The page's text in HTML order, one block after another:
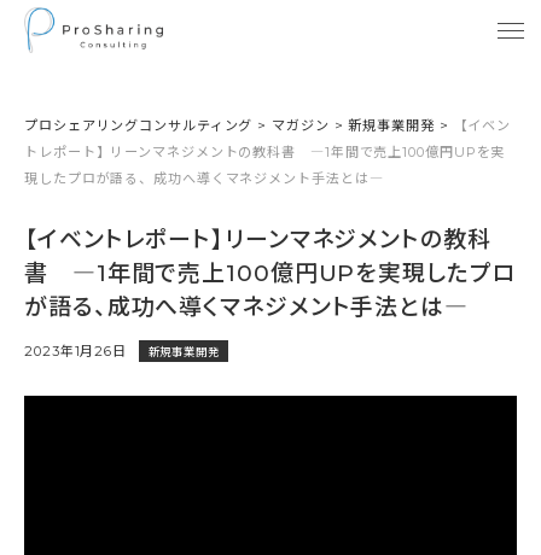
プロシェアリングコンサルティング > マガジン >新規事業開発 >
【イベン
トレポート】リーンマネジメントの教科書 ―1年間で売上100億円UPを実
現したプロが語る、成功へ導くマネジメント手法とは―
【イベントレポート】リーンマネジメントの教科
書 ―1年間で売上100億円UPを実現したプロ
が語る、成功へ導くマネジメント手法とは―
2023年1月26日 新規事業開発